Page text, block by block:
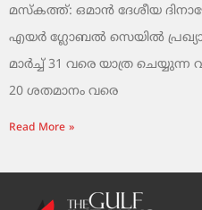
മസ്‌കത്ത്: ഒമാൻ ദേശീയ
എയർ ഗ്ലോബൽ സെയിൽ
മാർച്ച് 31 വരെ യാത്ര
20 ശതമാനം വരെ
Read More »